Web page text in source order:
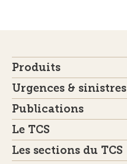
Produits
Urgences & sinistres
Publications
Le TCS
Les sections du TCS